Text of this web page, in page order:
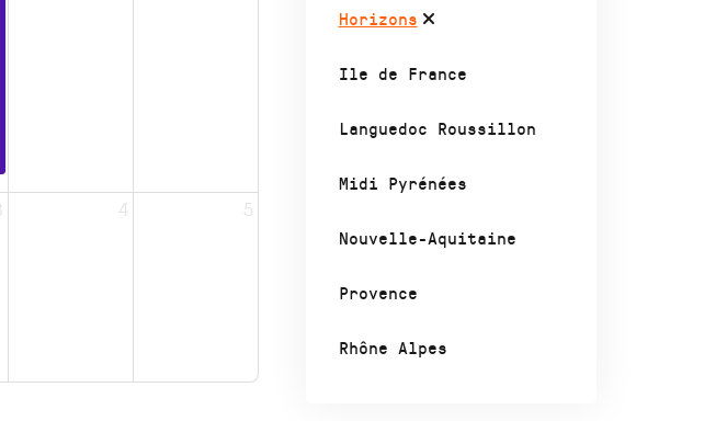
Horizons
Ile de France
Languedoc Roussillon
Midi Pyrénées
Nouvelle-Aquitaine
Provence
Rhône Alpes
4 5